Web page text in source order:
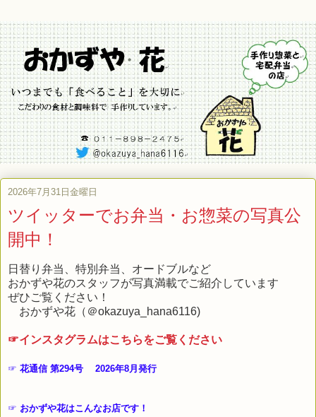
2026年7月31日金曜日
ツイッターでお弁当・お惣菜の写真公
開中！
日替り弁当、特別弁当、オードブルなど
おかずや花のスタッフが写真満載でご紹介しています
ぜひご覧ください！
おかずや花（＠okazuya_hana6116)
☞インスタグラムはこちらをご覧ください
☞ 花通信 第294号 2026年8月発行
☞ おかずや花はこんなお店です！